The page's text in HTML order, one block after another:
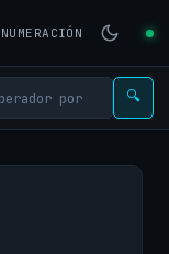
NUMERACIÓN
🔍